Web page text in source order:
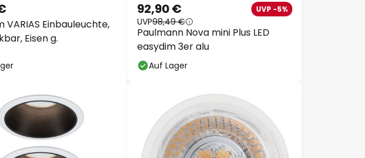
VARIAS Einbauleuchte,
Eisen g.
Paulmann Nova mini Plus LED
easydim 3er alu
92,90 € UVP -5%
UVP98,49 €
Auf Lager